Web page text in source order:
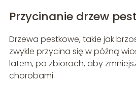
Przycinanie drzew
Drzewa pestkowe, takie jak
zwykle przycina się w późną
latem, po zbiorach, aby
chorobami.